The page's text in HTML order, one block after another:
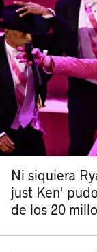
Ni siquiera
just Ken'
de los 20